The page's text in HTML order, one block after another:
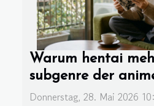
Warum hentai
subgenre der
Donnerstag, 28. Mai 2026